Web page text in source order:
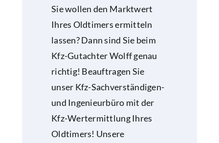
Sie wollen den Marktwert
Ihres Oldtimers ermitteln
lassen? Dann sind Sie beim
Kfz-Gutachter Wolff genau
richtig! Beauftragen Sie
unser Kfz-Sachverständigen-
und Ingenieurbüro mit der
Kfz-Wertermittlung Ihres
Oldtimers! Unsere